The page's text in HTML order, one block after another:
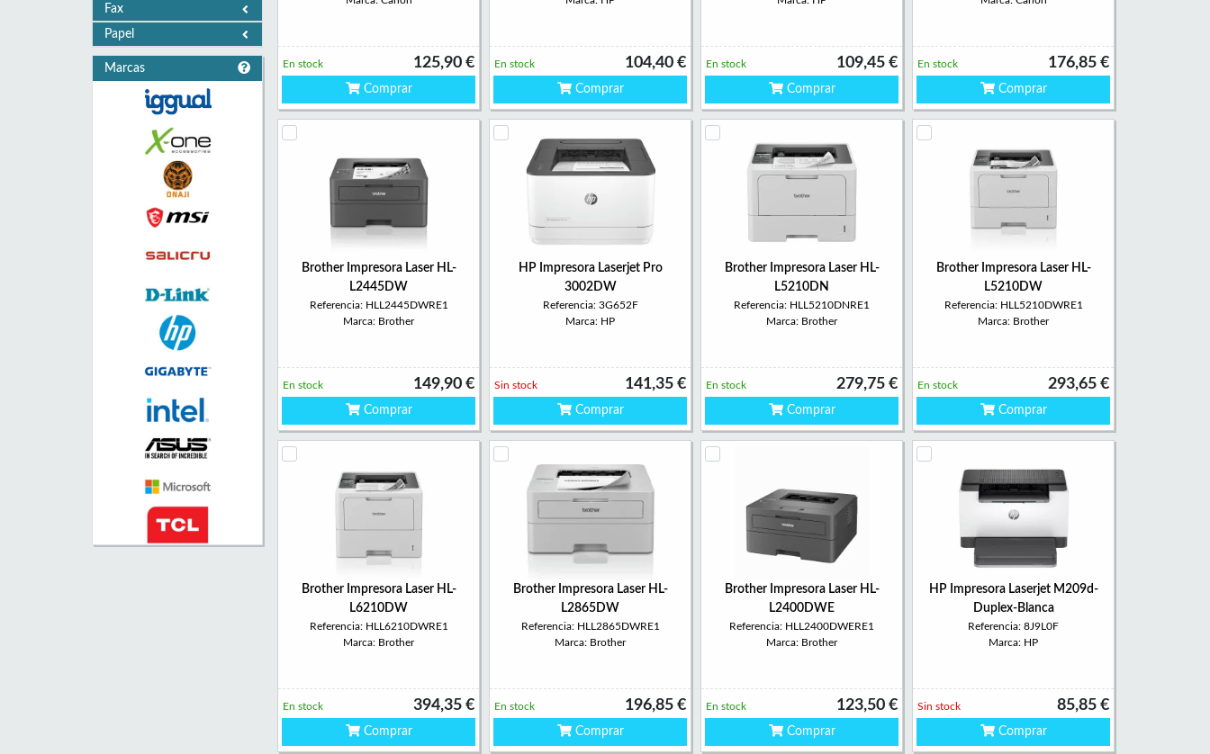
Fax
Papel
Marcas 125,90 €
En stock
Comprar
104,40 €
En stock
Comprar
109,45 €
En stock
Comprar
176,85 €
En stock
Comprar
Brother Impresora Laser HL-
L2445DW
Referencia: HLL2445DWRE1
Marca: Brother
149,90 €
En stock
Comprar
HP Impresora Laserjet Pro
3002DW
Referencia: 3G652F
Marca: HP
141,35 €
Sin stock
Comprar
Brother Impresora Laser HL-
L5210DN
Referencia: HLL5210DNRE1
Marca: Brother
279,75 €
En stock
Comprar
Brother Impresora Laser HL-
L5210DW
Referencia: HLL5210DWRE1
Marca: Brother
293,65 €
En stock
Comprar
Brother Impresora Laser HL-
L6210DW
Referencia: HLL6210DWRE1
Marca: Brother
394,35 €
En stock
Comprar
Brother Impresora Laser HL-
L2865DW
Referencia: HLL2865DWRE1
Marca: Brother
196,85 €
En stock
Comprar
Brother Impresora Laser HL-
L2400DWE
Referencia: HLL2400DWERE1
Marca: Brother
123,50 €
En stock
Comprar
HP Impresora Laserjet M209d-
Duplex-Blanca
Referencia: 8J9L0F
Marca: HP
85,85 €
Sin stock
Comprar